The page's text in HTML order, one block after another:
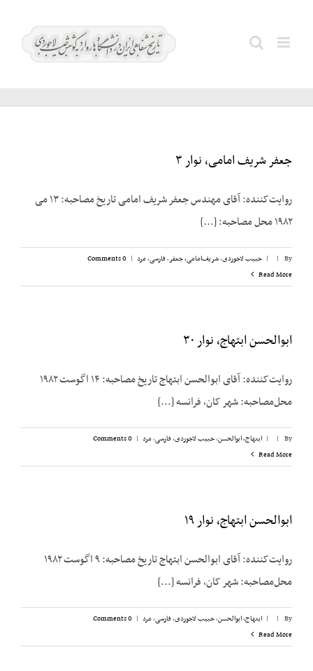
بدر؛
جعفر شریف امامی، نوار ۳
روایت‌کننده: آقای مهندس جعفر شریف امامی تاریخ مصاحبه: ۱۳ می
۱۹۸۲ محل مصاحبه: [...]
By
|
| حبیب لاجوردی,شریف‌امامی، جعفر,فارسی,مرد |
0 Comments
Read More
ابوالحسن ابتهاج، نوار ۳۰
روایت‌کننده: آقای ابوالحسن ابتهاج تاریخ مصاحبه: ۱۴ اگوست ۱۹۸۲
محل‌مصاحبه: شهر کان، فرانسه [...]
By
|
| ابتهاج، ابوالحسن,حبیب لاجوردی,فارسی,مرد |
0 Comments
Read More
ابوالحسن ابتهاج،‌ نوار ۱۹
روایت‌کننده: آقای ابوالحسن ابتهاج تاریخ مصاحبه: ۹ اگوست ۱۹۸۲
محل‌مصاحبه: شهر کان، فرانسه [...]
By
|
| ابتهاج، ابوالحسن,حبیب لاجوردی,فارسی,مرد |
0 Comments
Read More